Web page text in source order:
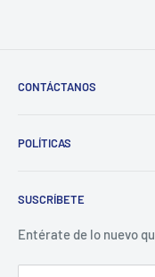
CONTÁCTANOS
Correo:
POLÍTICAS
Política de Privacidad
Políticas de Reembolso
SUSCRÍBETE
Entérate de lo nuevo